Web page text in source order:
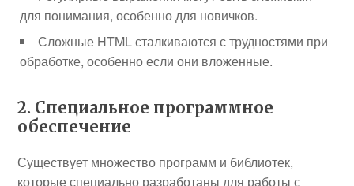
для понимания, особенно для новичков.
Сложные HTML сталкиваются с трудностями при
обработке, особенно если они вложенные.
2. Специальное программное
обеспечение
Существует множество программ и библиотек,
которые специально разработаны для работы с